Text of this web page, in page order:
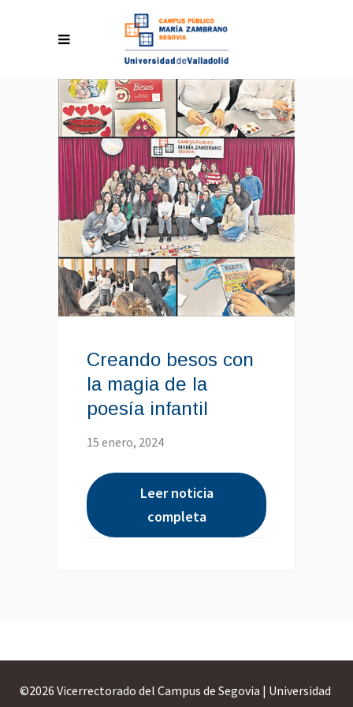
Creando besos con
la magia de la
poesía infantil
15 enero, 2024
Leer noticia
completa
©2026 Vicerrectorado del Campus de Segovia | Universidad